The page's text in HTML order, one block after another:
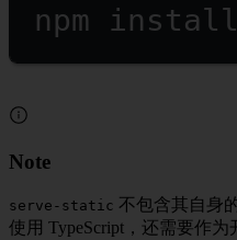
npm install
Note
serve-static 不包含其自身
使用 TypeScript，还需要作为